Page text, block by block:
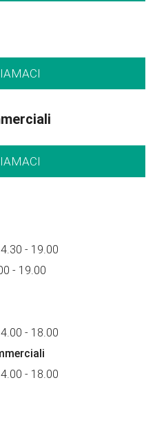
- 19.00
- 19.00
- 18.00
- 18.00